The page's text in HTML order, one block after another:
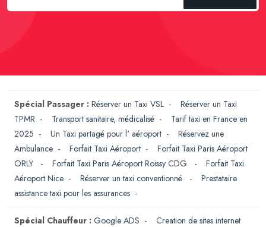
Spécial Passager : Réserver un Taxi VSL - Réserver un Taxi
TPMR - Transport sanitaire, médicalisé - Tarif taxi en France en
2025 - Un Taxi partagé pour l' aéroport - Réservez une
Ambulance - Forfait Taxi Aéroport - Forfait Taxi Paris Aéroport
ORLY
- Forfait Taxi Paris Aéroport Roissy CDG - Forfait Taxi
Aéroport Nice - Réserver un taxi conventionné - Prestataire
assistance taxi pour les assurances -
Spécial Chauffeur : Google ADS - Creation de sites internet